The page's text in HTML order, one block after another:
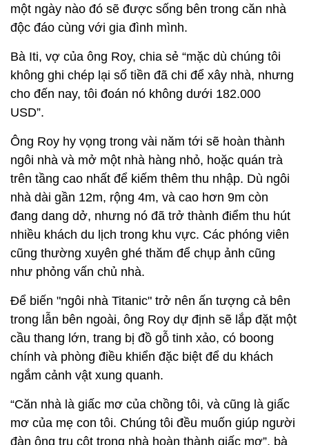
một ngày nào đó sẽ được sống bên trong căn nhà
độc đáo cùng với gia đình mình.
Bà Iti, vợ của ông Roy, chia sẻ “mặc dù chúng tôi
không ghi chép lại số tiền đã chi để xây nhà, nhưng
cho đến nay, tôi đoán nó không dưới 182.000
USD”.
Ông Roy hy vọng trong vài năm tới sẽ hoàn thành
ngôi nhà và mở một nhà hàng nhỏ, hoặc quán trà
trên tầng cao nhất để kiếm thêm thu nhập. Dù ngôi
nhà dài gần 12m, rộng 4m, và cao hơn 9m còn
đang dang dở, nhưng nó đã trở thành điểm thu hút
nhiều khách du lịch trong khu vực. Các phóng viên
cũng thường xuyên ghé thăm để chụp ảnh cũng
như phỏng vấn chủ nhà.
Để biến "ngôi nhà Titanic" trở nên ấn tượng cả bên
trong lẫn bên ngoài, ông Roy dự định sẽ lắp đặt một
cầu thang lớn, trang bị đồ gỗ tinh xảo, có boong
chính và phòng điều khiển đặc biệt để du khách
ngắm cảnh vật xung quanh.
“Căn nhà là giấc mơ của chồng tôi, và cũng là giấc
mơ của mẹ con tôi. Chúng tôi đều muốn giúp người
đàn ông trụ cột trong nhà hoàn thành giấc mơ”, bà